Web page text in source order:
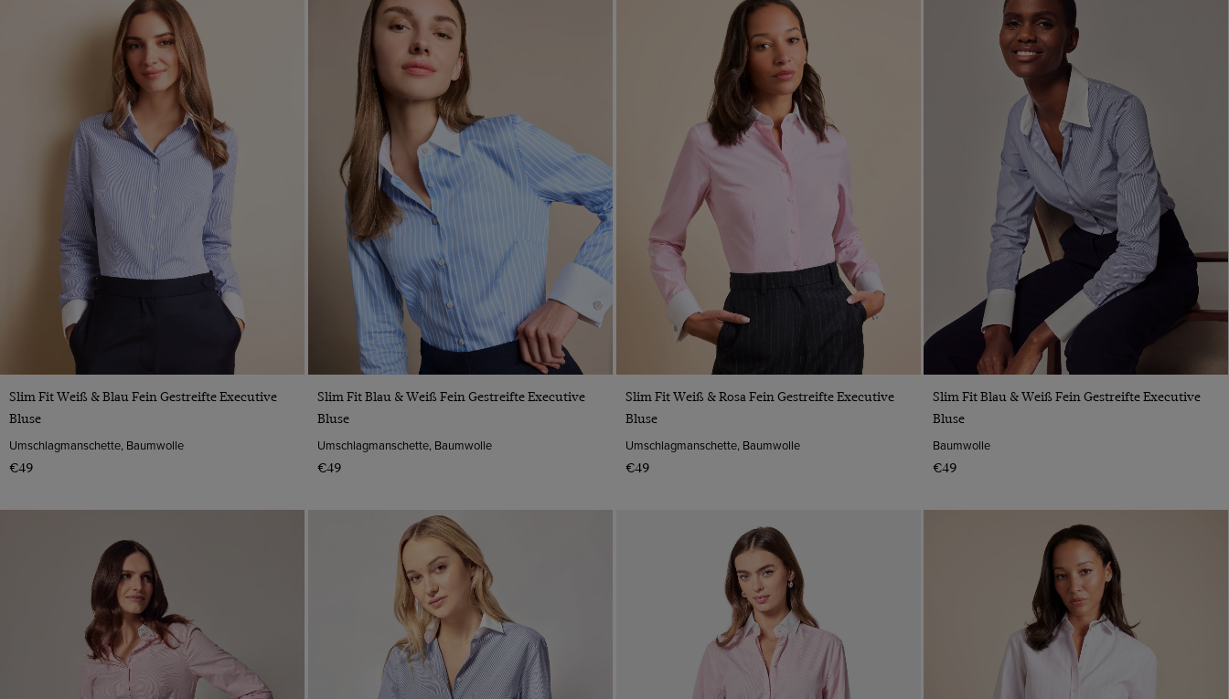
Weißer Kragen &
CLEAR ALL ANWENDEN
VORSCHAU
Slim Fit Weiß & Blau Fein Gestreifte Executive
Bluse
Umschlagmanschette, Baumwolle
€49
VORSCHAU
Slim Fit Blau & Weiß Fein Gestreifte Executive
Bluse
Umschlagmanschette, Baumwolle
€49
VORSCHAU
Slim Fit Weiß & Rosa Fein Gestreifte Executive
Bluse
Umschlagmanschette, Baumwolle
€49
VORSCHAU
Slim Fit Blau & Weiß Fein Gestreifte Executive
Bluse
Baumwolle
€49